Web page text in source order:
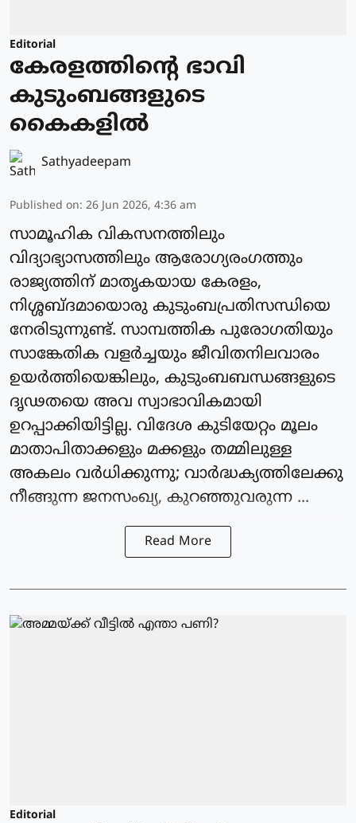
Editorial
കേരളത്തിന്റെ ഭാവി
കുടുംബങ്ങളുടെ
കൈകളിൽ
Sathyadeepam
Published on: 26 Jun 2026, 4:36 am
സാമൂഹിക വികസനത്തിലും
വിദ്യാഭ്യാസത്തിലും ആരോഗ്യരംഗത്തും
രാജ്യത്തിന് മാതൃകയായ കേരളം,
നിശ്ശബ്ദമായൊരു കുടുംബപ്രതിസന്ധിയെ
നേരിടുന്നുണ്ട്. സാമ്പത്തിക പുരോഗതിയും
സാങ്കേതിക വളർച്ചയും ജീവിതനിലവാരം
ഉയർത്തിയെങ്കിലും, കുടുംബബന്ധങ്ങളുടെ
ദൃഢതയെ അവ സ്വാഭാവികമായി
ഉറപ്പാക്കിയിട്ടില്ല. വിദേശ കുടിയേറ്റം മൂലം
മാതാപിതാക്കളും മക്കളും തമ്മിലുള്ള
അകലം വർധിക്കുന്നു; വാർദ്ധക്യത്തിലേക്കു
നീങ്ങുന്ന ജനസംഖ്യ, കുറഞ്ഞുവരുന്ന ...
Read More
Editorial